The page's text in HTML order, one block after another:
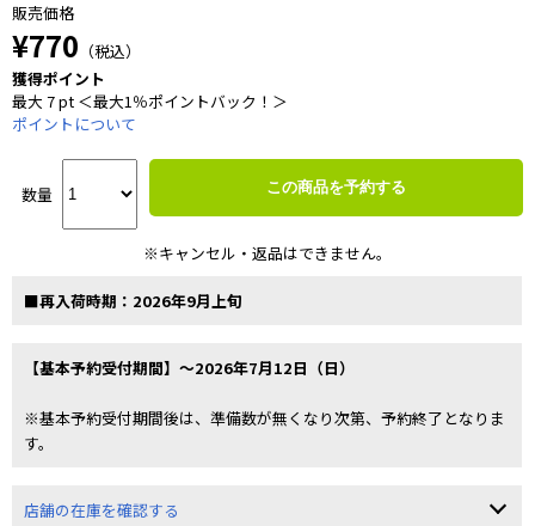
販売価格
¥770 （税込）
獲得ポイント
最大 7 pt ＜最大1％ポイントバック！＞
ポイントについて
数量 この商品を予約する
※キャンセル・返品はできません。
■再入荷時期：2026年9月上旬
【基本予約受付期間】～2026年7月12日（日）
※基本予約受付期間後は、準備数が無くなり次第、予約終了となりま
す。
店舗の在庫を確認する